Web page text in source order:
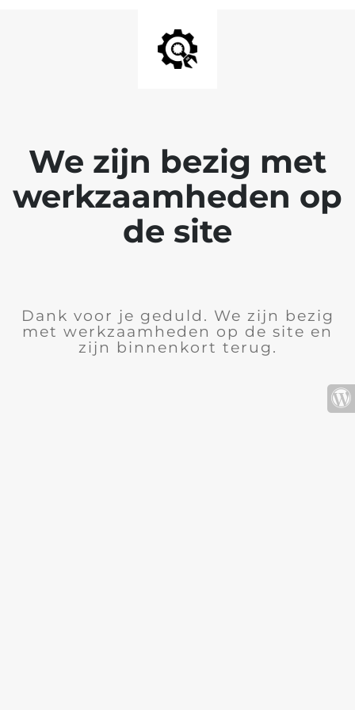
We zijn bezig met
werkzaamheden op
de site
Dank voor je geduld. We zijn bezig
met werkzaamheden op de site en
zijn binnenkort terug.